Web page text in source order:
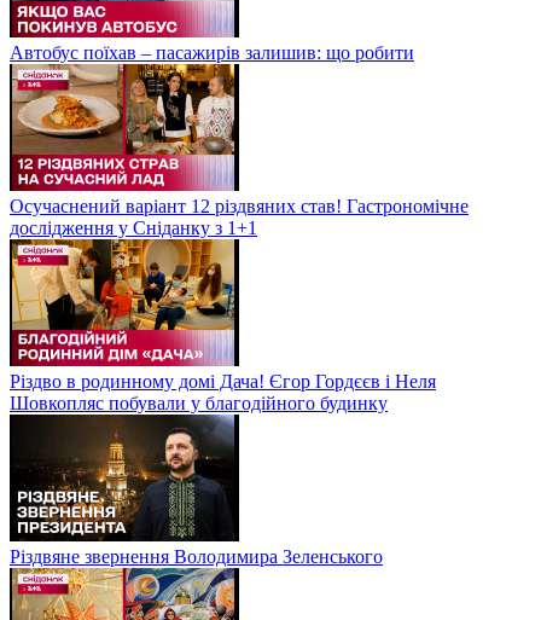
Автобус поїхав – пасажирів залишив: що робити
Осучаснений варіант 12 різдвяних став! Гастрономічне
дослідження у Сніданку з 1+1
Різдво в родинному домі Дача! Єгор Гордєєв і Неля
Шовкопляс побували у благодійного будинку
Різдвяне звернення Володимира Зеленського